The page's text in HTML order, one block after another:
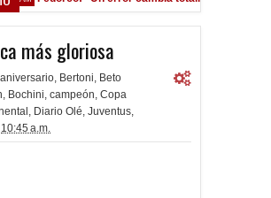
más gloriosa
aniversario, Bertoni, Beto
, Bochini, campeón, Copa
, Diario Olé, Juventus,
10:45 a.m.